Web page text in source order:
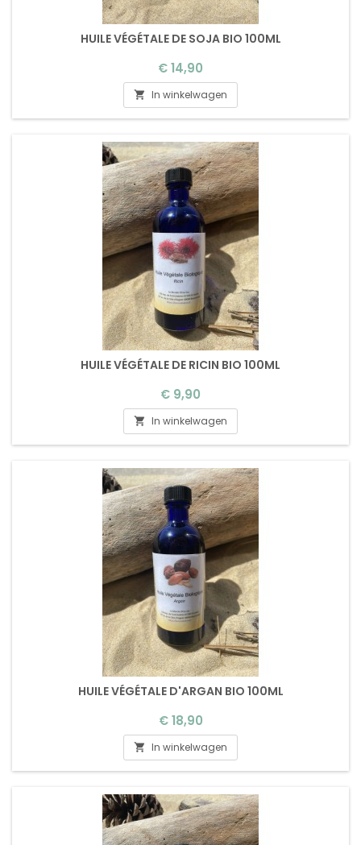
HUILE VÉGÉTALE DE SOJA BIO 100ML
Prijs
€ 14,90
 In winkelwagen
HUILE VÉGÉTALE DE RICIN BIO 100ML
Prijs
€ 9,90
 In winkelwagen
HUILE VÉGÉTALE D'ARGAN BIO 100ML
Prijs
€ 18,90
 In winkelwagen